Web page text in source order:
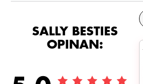
SALLY BESTIES
OPINAN: